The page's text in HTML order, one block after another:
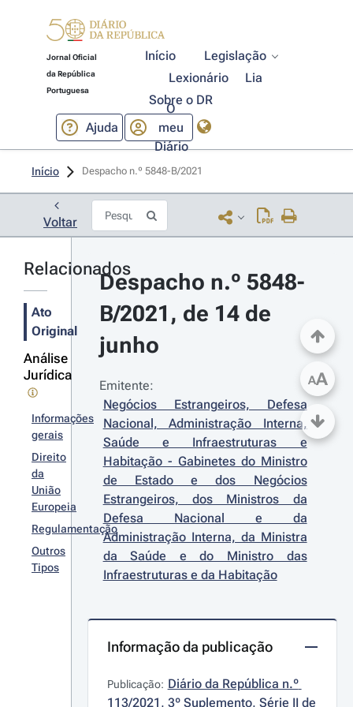
Jornal Oficial
da República
Portuguesa
Início
Legislação
Lexionário
Lia
Sobre o DR
Ajuda
O
meu
Diário
Início Despacho n.º 5848-B/2021
Voltar
Relacionados
Ato
Original
Análise
Jurídica
Informações
gerais
Direito
da
União
Europeia
Regulamentação
Outros
Tipos
Despacho n.º 5848-
B/2021, de 14 de
junho
Emitente:
Negócios Estrangeiros, Defesa
Nacional, Administração Interna,
Saúde e Infraestruturas e
Habitação - Gabinetes do Ministro
de Estado e dos Negócios
Estrangeiros, dos Ministros da
Defesa Nacional e da
Administração Interna, da Ministra
da Saúde e do Ministro das
Infraestruturas e da Habitação
Informação da publicação
Publicação: Diário da República n.º
113/2021, 3º Suplemento, Série II de
AA